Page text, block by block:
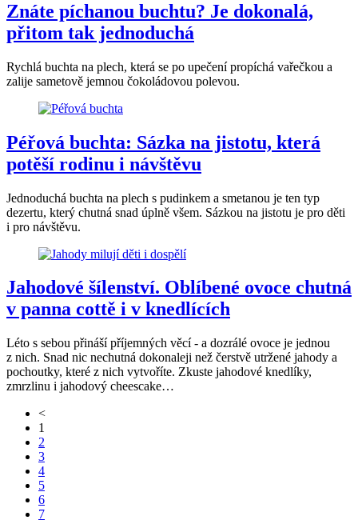
Znáte píchanou buchtu? Je dokonalá,
přitom tak jednoduchá
Rychlá buchta na plech, která se po upečení propíchá vařečkou a
zalije sametově jemnou čokoládovou polevou.
Péřová buchta: Sázka na jistotu, která
potěší rodinu i návštěvu
Jednoduchá buchta na plech s pudinkem a smetanou je ten typ
dezertu, který chutná snad úplně všem. Sázkou na jistotu je pro děti
i pro návštěvu.
Jahodové šílenství. Oblíbené ovoce chutná
v panna cottě i v knedlících
Léto s sebou přináší příjemných věcí - a dozrálé ovoce je jednou
z nich. Snad nic nechutná dokonaleji než čerstvě utržené jahody a
pochoutky, které z nich vytvoříte. Zkuste jahodové knedlíky,
zmrzlinu i jahodový cheescake…
<
1
2
3
4
5
6
7